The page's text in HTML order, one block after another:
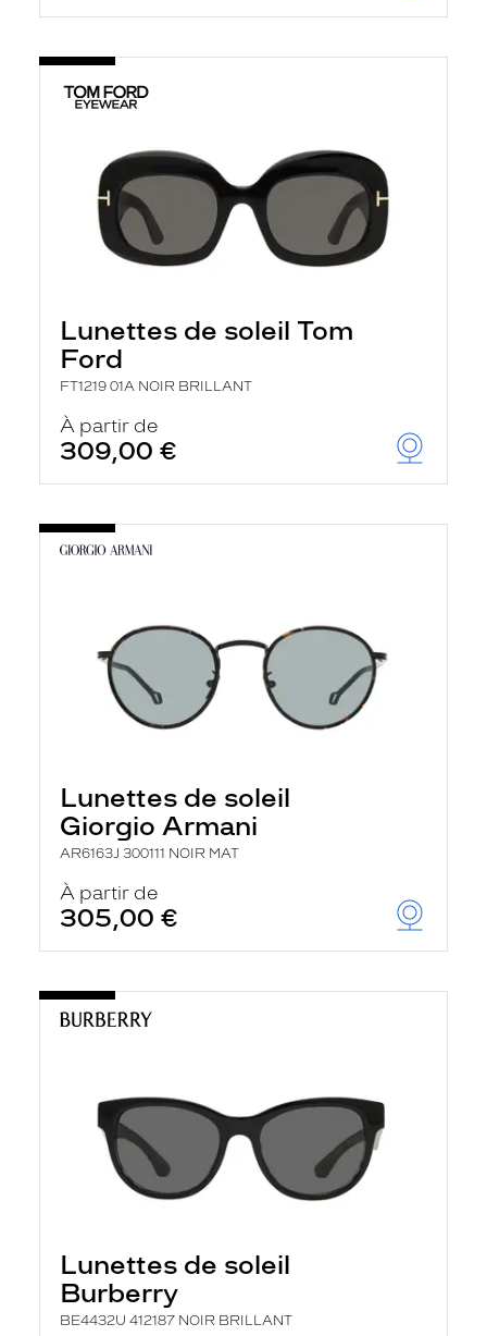
Lunettes de soleil Tom
Ford
FT1219 01A NOIR BRILLANT
À partir de
309,00 €
Lunettes de soleil
Giorgio Armani
AR6163J 300111 NOIR MAT
À partir de
305,00 €
Lunettes de soleil
Burberry
BE4432U 412187 NOIR BRILLANT